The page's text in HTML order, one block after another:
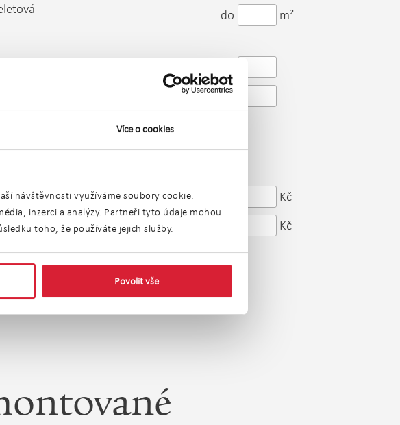
Více o cookies
návštěvnosti využíváme soubory cookie.
inzerci a analýzy. Partneři tyto údaje mohou
toho, že používáte jejich služby.
Povolit vše
do
m²
rekonstrukci
do
Cena: od
Kč
Kč